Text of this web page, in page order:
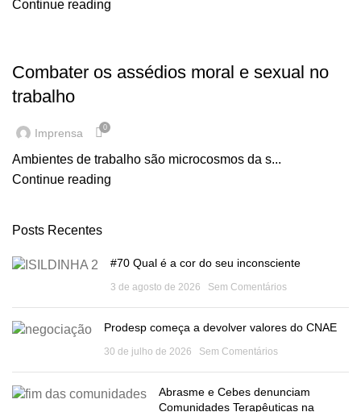
Continue reading
Combater os assédios moral e sexual no
trabalho
Imprensa 0
Ambientes de trabalho são microcosmos da s...
Continue reading
Posts Recentes
#70 Qual é a cor do seu inconsciente
3 de agosto de 2026 Sem Comentários
Prodesp começa a devolver valores do CNAE
30 de julho de 2026 Sem Comentários
Abrasme e Cebes denunciam
Comunidades Terapêuticas na